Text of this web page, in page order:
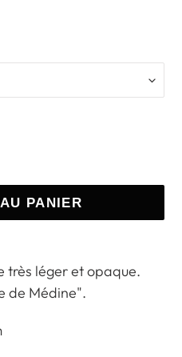
PANIER
très léger et opaque.
de Médine".